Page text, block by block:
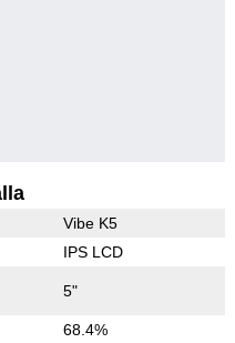
Vibe K5
IPS LCD
5"
68.4%